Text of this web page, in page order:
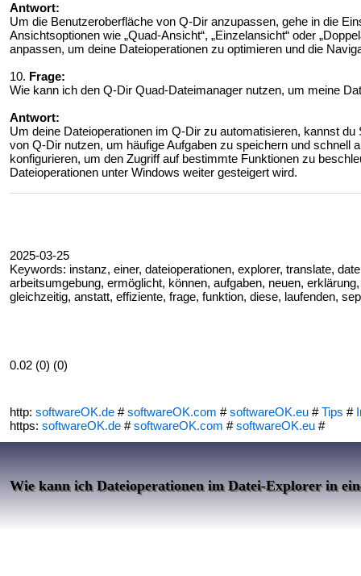
Antwort:
Um die Benutzeroberfläche von Q-Dir anzupassen, gehe in die
Ansichtsoptionen wie „Quad-Ansicht“, „Einzelansicht“ oder
anpassen, um deine Dateioperationen zu optimieren und die
10. Frage:
Wie kann ich den Q-Dir Quad-Dateimanager nutzen, um meine
Antwort:
Um deine Dateioperationen im Q-Dir zu automatisieren, kannst
von Q-Dir nutzen, um häufige Aufgaben zu speichern und schnell
konfigurieren, um den Zugriff auf bestimmte Funktionen zu
Dateioperationen unter Windows weiter gesteigert wird.
2025-03-25
Keywords: instanz, einer, dateioperationen, explorer, translate,
arbeitsumgebung, ermöglicht, können, aufgaben, neuen,
gleichzeitig, anstatt, effiziente, frage, funktion, diese, laufenden,
0.02 (0) (0)
http: softwareOK.de #softwareOK.com #softwareOK.eu #Tips #
https: softwareOK.de #softwareOK.com #softwareOK.eu #
Wie kann ich Dateioperationen im Datei-Explorer in